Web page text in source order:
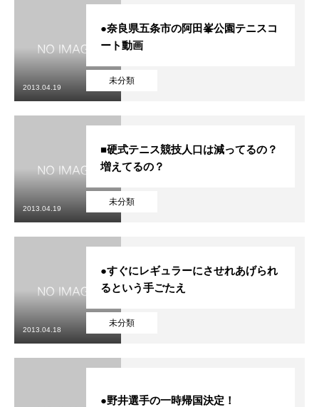
未分類
●奈良県五条市の阿田峯公園テニスコ
ート動画
2013.04.19
未分類
■硬式テニス競技人口は減ってるの？
増えてるの？
2013.04.19
未分類
●すぐにレギュラーにさせれあげられ
るという手ごたえ
2013.04.18
●野井選手の一時帰国決定！